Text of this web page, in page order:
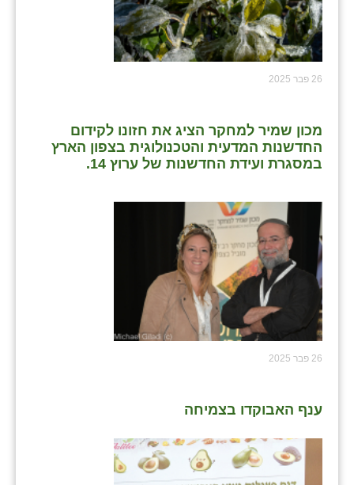
26 פבר 2025
מכון שמיר למחקר הציג את חזונו לקידום
החדשנות המדעית והטכנולוגית בצפון הארץ
במסגרת ועידת החדשנות של ערוץ 14.
26 פבר 2025
ענף האבוקדו בצמיחה